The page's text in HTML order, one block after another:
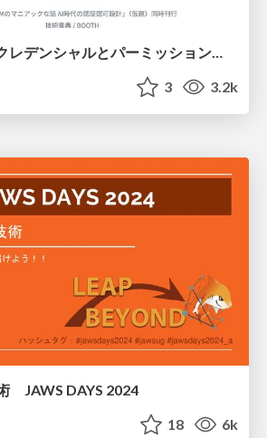
『生成AI時代のクレデンシャルとパーミッション設計 — Claude Code を起点に』の執筆企画
3 3.2k
JAWS DAYS 2024
18 6k